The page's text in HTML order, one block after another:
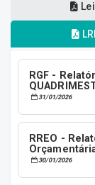
RGF -
31/01/2026
RREO -
30/01/2026